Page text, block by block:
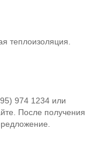
теплоизоляция.
974 1234 или
После получения